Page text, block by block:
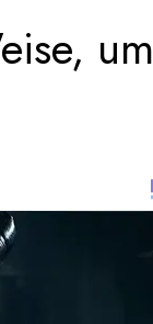
um